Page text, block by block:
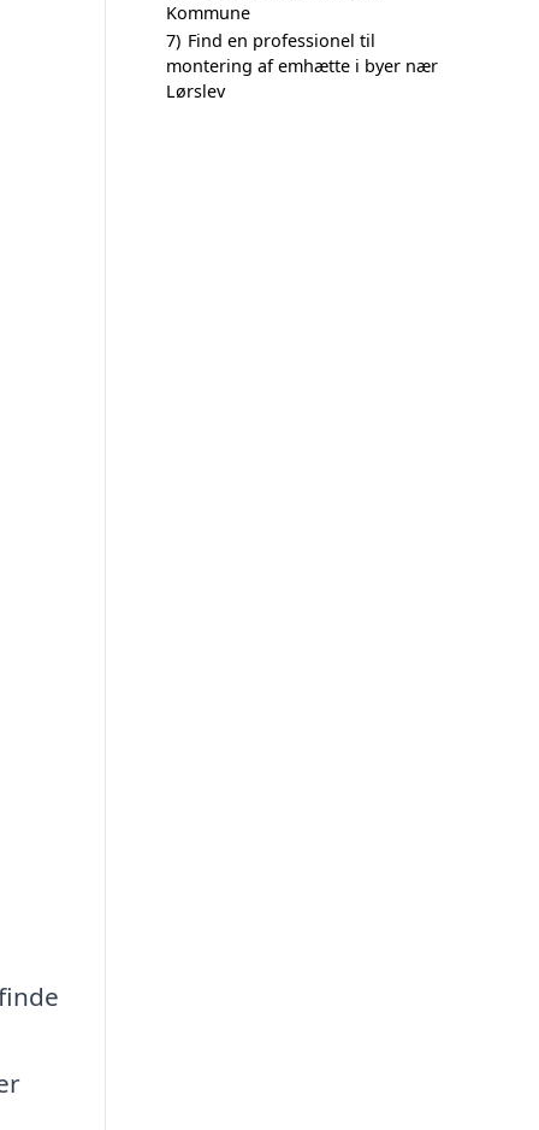
Kommune
7) Find en professionel til
montering af emhætte i byer nær
Lørslev